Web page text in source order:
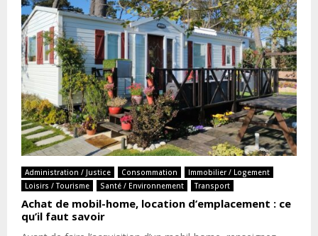
Administration / Justice Consommation
Immobilier / Logement
Loisirs / Tourisme
Santé / Environnement Transport
Achat de mobil-home, location d’emplacement : ce
qu’il faut savoir